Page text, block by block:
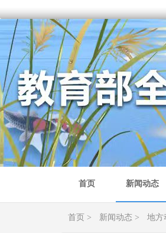
首页 新闻动态
首页 > 新闻动态 > 地方